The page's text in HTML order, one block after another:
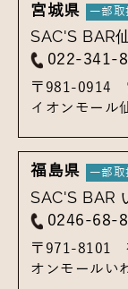
宮城県
SAC'S BAR
022-341-
〒981-0914
イオンモー
福島県
SAC'S BAR
0246-68-
〒971-8101
オンモール